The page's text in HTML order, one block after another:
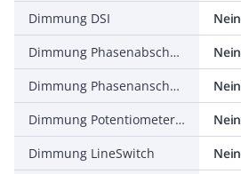
Dimmung DSI
Nein
Dimmung Phasenabschnitt
Nein
Dimmung Phasenanschnitt
Nein
Dimmung Potentiometer (geräteintegriert)
Nein
Dimmung LineSwitch
Nein